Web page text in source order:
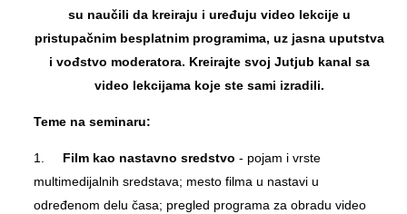
su naučili da kreiraju i uređuju video lekcije u
pristupačnim besplatnim programima, uz jasna uputstva
i vođstvo moderatora. Kreirajte svoj Jutjub kanal sa
video lekcijama koje ste sami izradili.
Teme na seminaru:
1. Film kao nastavno sredstvo - pojam i vrste
multimedijalnih sredstava; mesto filma u nastavi u
određenom delu časa; pregled programa za obradu video